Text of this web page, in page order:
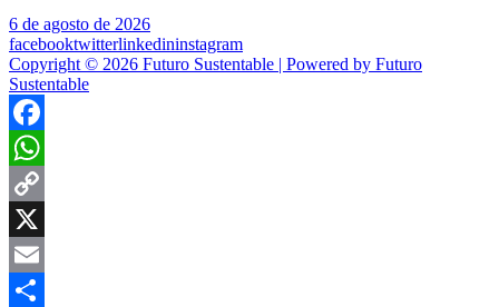
6 de agosto de 2026
facebooktwitterlinkedininstagram
Copyright © 2026 Futuro Sustentable | Powered by Futuro
Sustentable
Facebook
WhatsApp
Copy
Link
X
Email